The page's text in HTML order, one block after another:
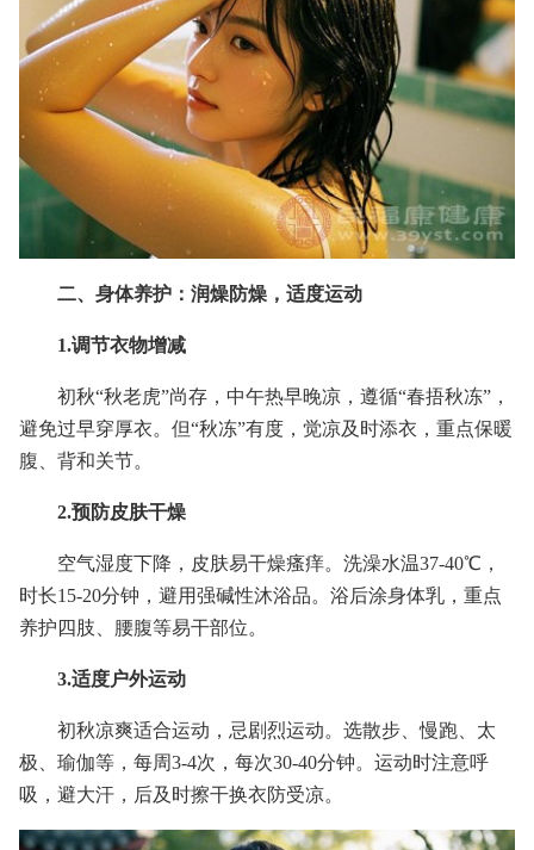
二、身体养护：润燥防燥，适度运动
1.调节衣物增减
初秋“秋老虎”尚存，中午热早晚凉，遵循“春捂秋冻”，
避免过早穿厚衣。但“秋冻”有度，觉凉及时添衣，重点保暖
腹、背和关节。
2.预防皮肤干燥
空气湿度下降，皮肤易干燥瘙痒。洗澡水温37-40℃，
时长15-20分钟，避用强碱性沐浴品。浴后涂身体乳，重点
养护四肢、腰腹等易干部位。
3.适度户外运动
初秋凉爽适合运动，忌剧烈运动。选散步、慢跑、太
极、瑜伽等，每周3-4次，每次30-40分钟。运动时注意呼
吸，避大汗，后及时擦干换衣防受凉。